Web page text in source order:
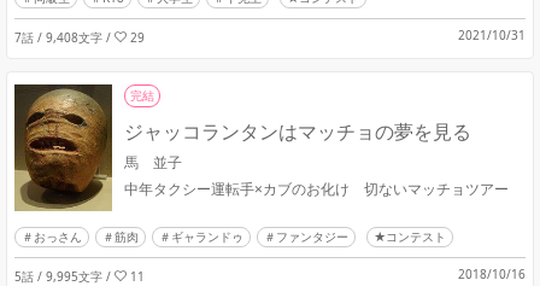
7話 / 9,408文字 / 29 2021/10/31
完結
ジャッコランタンはマッチョの夢を見る
馬 並子
中年タクシー運転手×カブのお化け 切ないマッチョツアー
おっさん 筋肉 ギャランドゥ ファンタジー ★コンテスト
5話 / 9,995文字 / 11 2018/10/16